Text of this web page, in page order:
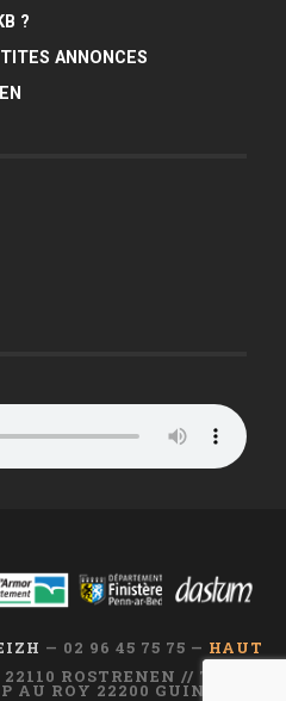
?
ANNONCES
— 02 96 45 75 75 — HAUT
ROSTRENEN // TI AR
AU ROY 22200 GUINGAMP